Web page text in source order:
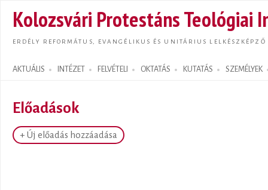
Kolozsvári Protestáns Teológiai
ERDÉLY REFORMÁTUS, EVANGÉLIKUS ÉS UNITÁRIUS LELKÉSZKÉPZŐ
AKTUÁLIS INTÉZET FELVÉTELI OKTATÁS KUTATÁS SZEMÉLYEK
Search form
Előadások
+ Új előadás hozzáadása